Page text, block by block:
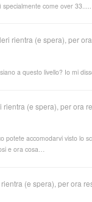
come over
rientra (e spera), per
a questo livello? Io mi
rientra (e spera), per ora
potete accomodarvi visto lo
e ora cosa…
(e spera), per ora